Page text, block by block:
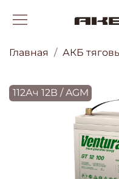
Главная АКБ
112Ач 12В / AGM